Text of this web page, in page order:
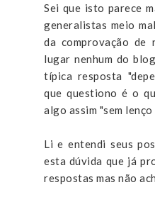
Sei que isto parece
generalistas meio
da comprovação de
lugar nenhum do
típica resposta
que questiono é o
algo assim "sem lenço
Li e entendi seus
esta dúvida que já
respostas mas não